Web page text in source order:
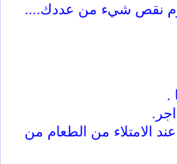
نقص شيء من عددك....
الامتلاء من الطعام من